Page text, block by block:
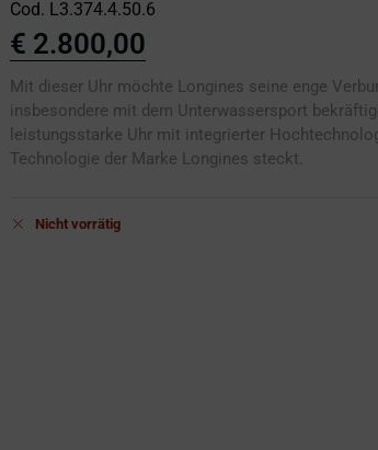
Cod. L3.374.4.50.6
€ 2.800,00
Mit dieser Uhr möchte Longines seine enge
insbesondere mit dem Unterwassersport
leistungsstarke Uhr mit integrierter
Technologie der Marke Longines steckt.
Nicht vorrätig